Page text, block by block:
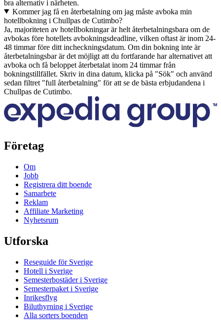
bra alternativ i närheten.
Kommer jag få en återbetalning om jag måste avboka min
hotellbokning i Chullpas de Cutimbo?
Ja, majoriteten av hotellbokningar är helt återbetalningsbara om de
avbokas före hotellets avbokningsdeadline, vilken oftast är inom 24-
48 timmar före ditt incheckningsdatum. Om din bokning inte är
återbetalningsbar är det möjligt att du fortfarande har alternativet att
avboka och få beloppet återbetalat inom 24 timmar från
bokningstillfället. Skriv in dina datum, klicka på "Sök" och använd
sedan filtret "full återbetalning" för att se de bästa erbjudandena i
Chullpas de Cutimbo.
Företag
Om
Jobb
Registrera ditt boende
Samarbete
Reklam
Affiliate Marketing
Nyhetsrum
Utforska
Reseguide för Sverige
Hotell i Sverige
Semesterbostäder i Sverige
Semesterpaket i Sverige
Inrikesflyg
Biluthyrning i Sverige
Alla sorters boenden